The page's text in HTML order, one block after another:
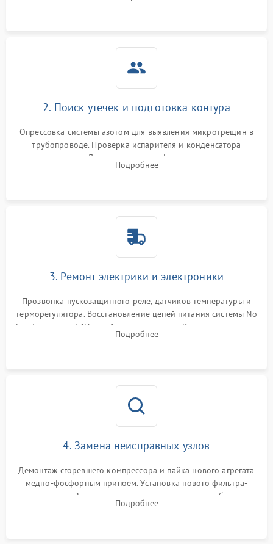
2. Поиск утечек и подготовка контура
Опрессовка системы азотом для выявления микротрещин в
трубопроводе. Проверка испарителя и конденсатора
течеискателем. Демонтаж старого фильтра-осушителя и
продувка капиллярной трубки для устранения засоров.
Подробнее
3. Ремонт электрики и электроники
Прозвонка пускозащитного реле, датчиков температуры и
терморегулятора. Восстановление цепей питания системы No
Frost, включая ТЭН оттайки и вентилятор. Ремонт или замена
платы управления при сбоях алгоритмов.
Подробнее
4. Замена неисправных узлов
Демонтаж сгоревшего компрессора и пайка нового агрегата
медно-фосфорным припоем. Установка нового фильтра-
осушителя. Замена изношенных вентиляторов обдува,
сломанных заслонок или поврежденных дверных петель.
Подробнее